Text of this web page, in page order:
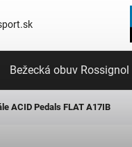
Bežecká obuv Rossignol
ACID Pedals FLAT A17IB